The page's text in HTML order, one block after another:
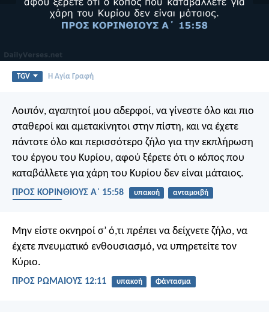
TGV Η Αγία Γραφή
Λοιπόν, αγαπητοί μου αδερφοί, να γίνεστε όλο και πιο
σταθεροί και αμετακίνητοι στην πίστη, και να έχετε
πάντοτε όλο και περισσότερο ζήλο για την εκπλήρωση
του έργου του Κυρίου, αφού ξέρετε ότι ο κόπος που
καταβάλλετε για χάρη του Κυρίου δεν είναι μάταιος.
ΠΡΟΣ ΚΟΡΙΝΘΙΟΥΣ Α΄ 15:58 υπακοή
ανταμοιβή
Μην είστε οκνηροί σ’ ό,τι πρέπει να δείχνετε ζήλο, να
έχετε πνευματικό ενθουσιασμό, να υπηρετείτε τον
Κύριο.
ΠΡΟΣ ΡΩΜΑΙΟΥΣ 12:11 υπακοή Φάντασμα